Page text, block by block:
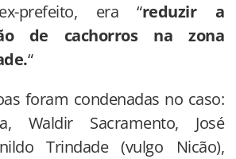
prefeito, era “reduzir a
de cachorros na zona
“
foram condenadas no caso:
Waldir Sacramento, José
Trindade (vulgo Nicão),